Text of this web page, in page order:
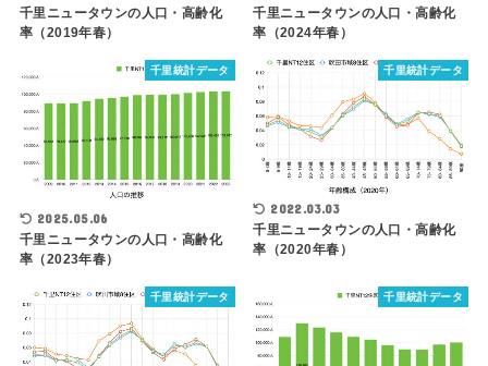
千里ニュータウンの人口・高齢化
率（2019年春）
千里ニュータウンの人口・高齢化
率（2024年春）
千里統計データ
2025.05.06
千里ニュータウンの人口・高齢化
率（2023年春）
千里統計データ
2022.03.03
千里ニュータウンの人口・高齢化
率（2020年春）
千里統計データ 千里統計データ